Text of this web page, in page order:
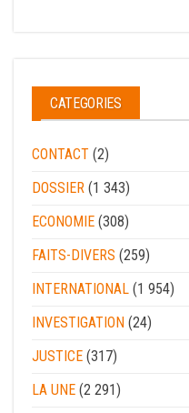
CATEGORIES
CONTACT (2)
DOSSIER (1 343)
ECONOMIE (308)
FAITS-DIVERS (259)
INTERNATIONAL (1 954)
INVESTIGATION (24)
JUSTICE (317)
LA UNE (2 291)